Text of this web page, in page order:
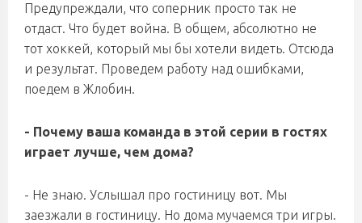
Предупреждали, что соперник просто так не
отдаст. Что будет война. В общем, абсолютно не
тот хоккей, который мы бы хотели видеть. Отсюда
и результат. Проведем работу над ошибками,
поедем в Жлобин.
- Почему ваша команда в этой серии в гостях
играет лучше, чем дома?
- Не знаю. Услышал про гостиницу вот. Мы
заезжали в гостиницу. Но дома мучаемся три игры.